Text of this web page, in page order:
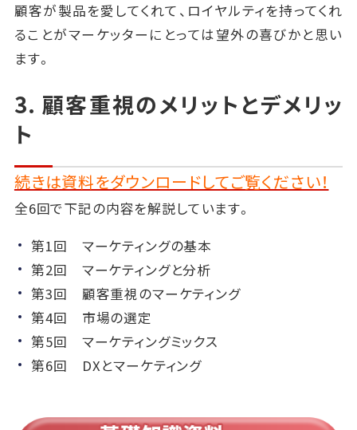
顧客が製品を愛してくれて、ロイヤルティを持ってくれ
ることがマーケッターにとっては望外の喜びかと思い
ます。
3. 顧客重視のメリットとデメリッ
ト
続きは資料をダウンロードしてご覧ください！
全6回で下記の内容を解説しています。
第1回 マーケティングの基本
第2回 マーケティングと分析
第3回 顧客重視のマーケティング
第4回 市場の選定
第5回 マーケティングミックス
第6回 DXとマーケティング